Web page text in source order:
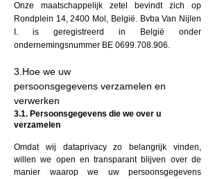
Onze maatschappelijk zetel bevindt zich op
Rondplein 14, 2400 Mol, België. Bvba Van Nijlen
I. is geregistreerd in België onder
ondernemingsnummer BE 0699.708.906.
3.Hoe we uw
persoonsgegevens verzamelen en
verwerken
3.1. Persoonsgegevens die we over u
verzamelen
Omdat wij dataprivacy zo belangrijk vinden,
willen we open en transparant blijven over de
manier waarop we uw persoonsgegevens